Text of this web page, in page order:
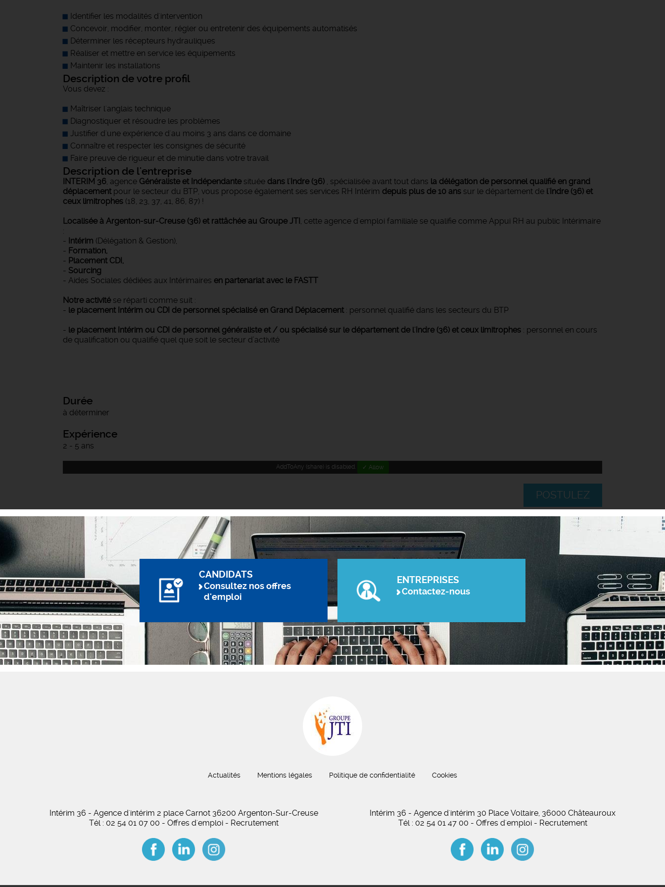
Identifier les modalités d'intervention
Concevoir, modifier, monter, régler ou entretenir des équipements automatisés
Déterminer les récepteurs hydrauliques
Réaliser et mettre en service les équipements
Maintenir les installations
Description de votre profil
Vous devez :
Maîtriser l'anglais technique
Diagnostiquer et résoudre les problèmes
Justifier d'une expérience d'au moins 3 ans dans ce domaine
Connaître et respecter les consignes de sécurité
Faire preuve de rigueur et de minutie dans votre travail
Description de l'entreprise
INTERIM 36, agence Généraliste et Indépendantesituée dans l'Indre (36) , spécialisée avant tout dans la délégation de personnel qualifié en grand
déplacementpour le secteur du BTP, vous propose également ses services RH Intérim depuis plus de 10 ans sur le département de l'Indre (36) et
ceux limitrophes (18, 23, 37, 41, 86, 87) !
Localisée à Argenton-sur-Creuse (36) et rattâchée au Groupe JTI , cette agence d'emploi familiale se qualifie comme Appui RH au public Intérimaire
:
- Intérim (Délégation & Gestion),
- Formation,
- Placement CDI,
- Sourcing
- Aides Sociales dédiées aux Intérimaires en partenariat avec le FASTT
Notre activitése réparti comme suit :
- le placement Intérim ou CDI de personnel spécialisé en Grand Déplacement : personnel qualifié dans les secteurs du BTP
- le placement Intérim ou CDI de personnel généraliste et / ou spécialisé sur le département de l'Indre (36) et ceux limitrophes : personnel en cours
de qualification ou qualifié quel que soit le secteur d’activité
Durée
à déterminer
Expérience
2 - 5 ans
AddToAny (share) is disabled. ✓ Allow
POSTULEZ
CANDIDATS
Consultez nos offres
d'emploi
ENTREPRISES
Contactez-nous
Actualités Mentions légales Politique de confidentialité Cookies
Intérim 36 - Agence d'intérim 2 place Carnot 36200 Argenton-Sur-Creuse
Tél : 02 54 01 07 00 - Offres d'emploi - Recrutement
Intérim 36 - Agence d'intérim 30 Place Voltaire, 36000 Châteauroux
Tél : 02 54 01 47 00 - Offres d'emploi - Recrutement